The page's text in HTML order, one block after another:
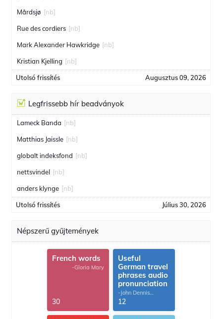
Mårdsjø [nb]
Rue des cordiers [nb]
Mark Alexander Hawkridge [nb]
Kristian Kjelling [nb]
Utolsó frissítés Augusztus 09, 2026
Legfrissebb hír beadványok
Lameck Banda [nb]
Matthias Jaissle [nb]
globalt indeksfond [nb]
nettsvindel [nb]
anders klynge [nb]
Utolsó frissítés Július 30, 2026
Népszerű gyűjtemények
French words
-Gloria Mary
30
Useful
German travel
phrases audio
pronunciation
-John Dennis
G.Thomas
12